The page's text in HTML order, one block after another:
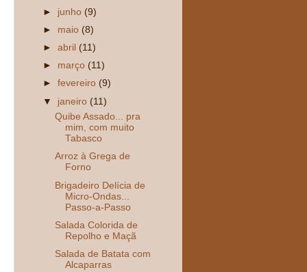
► junho (9)
► maio (8)
►abril (11)
► março (11)
►fevereiro (9)
▼ janeiro (11)
Quibe Assado... pra
mim, com muito
Tabasco
Arroz à Grega de
Forno
Brigadeiro Delícia de
Micro-Ondas...
Passo-a-Passo
Salada Colorida de
Repolho e Maçã
Salada de Batata com
Alcaparras